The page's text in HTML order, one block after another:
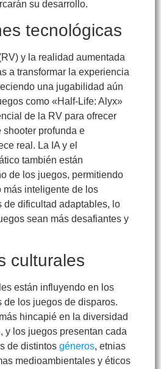
su desarrollo.
tecnológicas
y la realidad aumentada
a transformar la experiencia
una jugabilidad aún
como «Half-Life: Alyx»
de la RV para ofrecer
profunda e
real. La IA y el
también están
de los juegos, permitiendo
más inteligente de los
de dificultad adaptables, lo
sean más desafiantes y
culturales
están influyendo en los
de los juegos de disparos.
hincapié en la diversidad
y los juegos presentan cada
de distintos géneros, etnias
medioambientales y éticos